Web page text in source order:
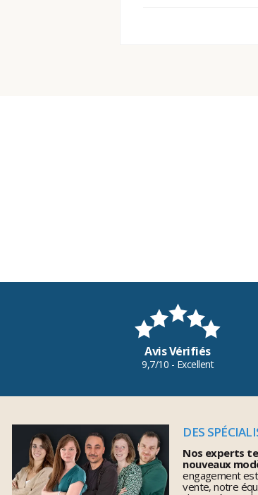
Avis Vérifiés
9,7/10 - Excellent
DES
Nos experts
nouveaux
engagement
vente, notre